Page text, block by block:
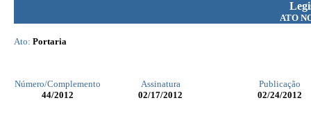
ATO
Ato: Portaria
Número/Complemento Assinatura
Publicação
44/2012 02/17/2012 02/24/2012